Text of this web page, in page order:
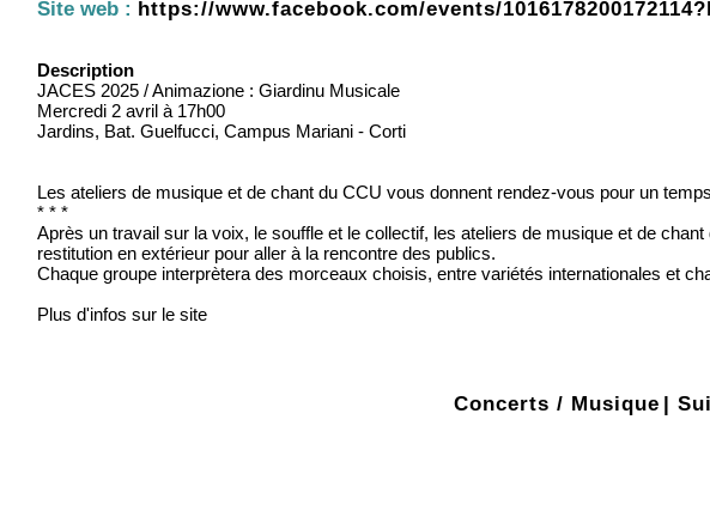
Site web : https://www.facebook.com/events/
Description
JACES 2025 / Animazione : Giardinu Musicale
Mercredi 2 avril à 17h00
Jardins, Bat. Guelfucci, Campus Mariani - Corti
Les ateliers de musique et de chant du CCU vous donnent rendez-vous pour un
* * *
Après un travail sur la voix, le souffle et le collectif, les ateliers de musique et de
restitution en extérieur pour aller à la rencontre des publics.
Chaque groupe interprètera des morceaux choisis, entre variétés internationales et
Plus d'infos sur le site
Concerts / Musique |